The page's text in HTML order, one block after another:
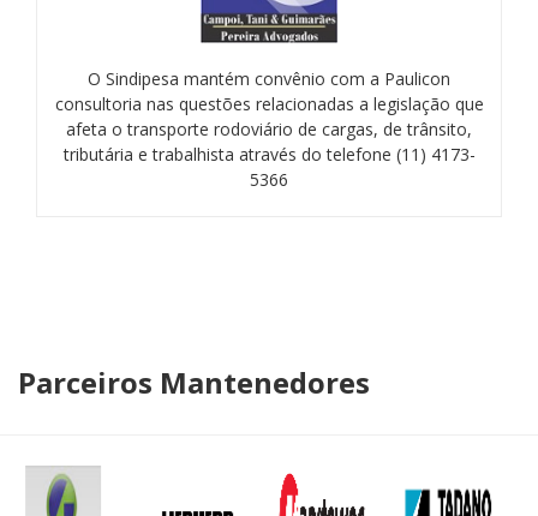
O Sindipesa mantém convênio com a Paulicon
consultoria nas questões relacionadas a legislação que
afeta o transporte rodoviário de cargas, de trânsito,
tributária e trabalhista através do telefone (11) 4173-
5366
Parceiros Mantenedores